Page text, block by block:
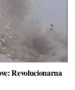
Revolucionarna